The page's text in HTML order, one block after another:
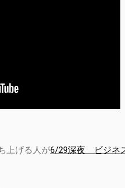
上げる人が6/29深夜 ビジネ